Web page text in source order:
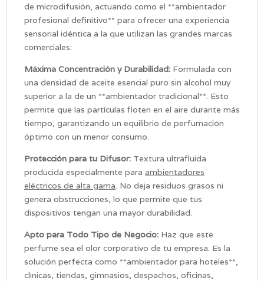
de microdifusión, actuando como el **ambientador
profesional definitivo** para ofrecer una experiencia
sensorial idéntica a la que utilizan las grandes marcas
comerciales:
Máxima Concentración y Durabilidad: Formulada con
una densidad de aceite esencial puro sin alcohol muy
superior a la de un **ambientador tradicional**. Esto
permite que las partículas floten en el aire durante más
tiempo, garantizando un equilibrio de perfumación
óptimo con un menor consumo.
Protección para tu Difusor: Textura ultrafluida
producida especialmente para ambientadores
eléctricos de alta gama . No deja residuos grasos ni
genera obstrucciones, lo que permite que tus
dispositivos tengan una mayor durabilidad.
Apto para Todo Tipo de Negocio: Haz que este
perfume sea el olor corporativo de tu empresa. Es la
solución perfecta como **ambientador para hoteles**,
clínicas, tiendas, gimnasios, despachos, oficinas,